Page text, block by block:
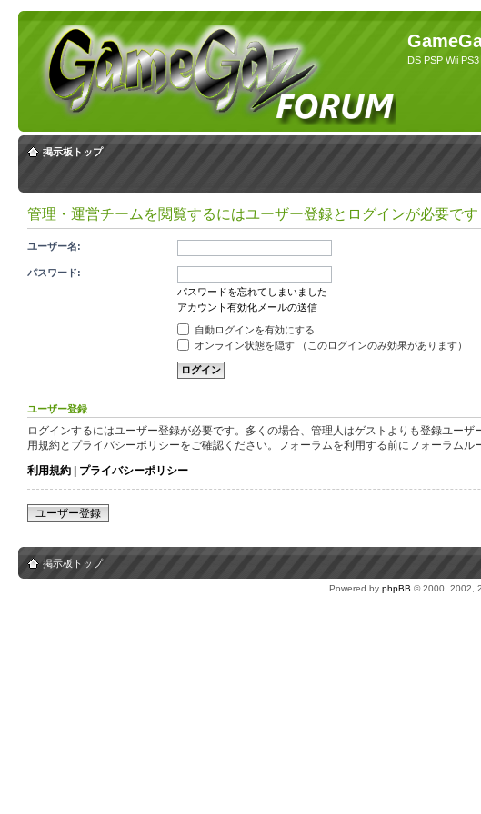
DS PSP Wii
掲示板トップ
管理・運営チームを閲覧するにはユーザー登録とログインが必要です
ユーザー名:
パスワード:
パスワードを忘れてしまいました
アカウント有効化メールの送信
自動ログインを有効にする
オンライン状態を隠す （このログインのみ効果があります）
ユーザー登録
ログインするにはユーザー登録が必要です。多くの場合、管理人はゲストよりも登録ユー
用規約とプライバシーポリシーをご確認ください。フォーラムを利用する前にフォーラムル
利用規約 | プライバシーポリシー
ユーザー登録
掲示板トップ
Powered by phpBB © 2000, 2002,